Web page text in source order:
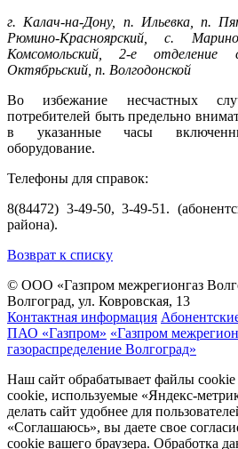
г. Калач-на-Дону, п. Ильевка, п.
Рюмино-Красноярский, с.
Комсомольский, 2-е отделение
Октябрьский, п. Волгодонской
Во избежание несчастных
потребителей быть предельно
в указанные часы
оборудование.
Телефоны для справок:
8(84472) 3-49-50, 3-49-51.
района).
Возврат к списку
© ООО «Газпром межрегионгаз
Волгоград, ул. Ковровская, 13
Контактная информация
ПАО «Газпром» «Газпром
газораспределение Волгоград»
Наш сайт обрабатывает файлы
cookie, используемые «Яндекс-
делать сайт удобнее для
«Соглашаюсь», вы даете свое
cookie вашего браузера. Обработка